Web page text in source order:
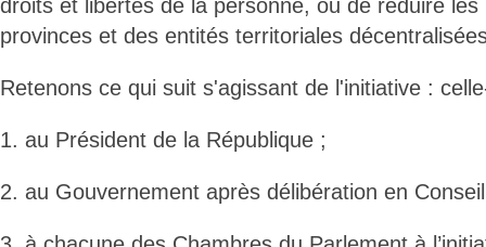
droits et libertés de la personne, ou de réduire
provinces et des entités territoriales
Retenons ce qui suit s'agissant de l'initiative :
1. au Président de la République ;
2. au Gouvernement après délibération en